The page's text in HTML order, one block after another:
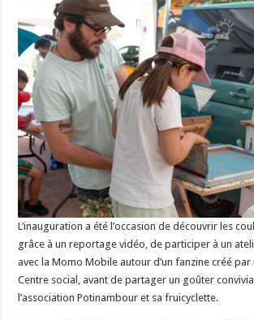
L’inauguration a été l’occasion de découvrir les
grâce à un reportage vidéo, de participer à un
avec la Momo Mobile autour d’un fanzine créé
Centre social, avant de partager un goûter
l’association Potinambour et sa fruicyclette.